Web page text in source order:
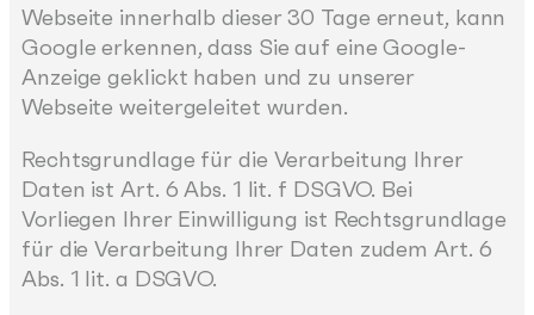
Webseite innerhalb dieser 30 Tage erneut, kann
Google erkennen, dass Sie auf eine Google-
Anzeige geklickt haben und zu unserer
Webseite weitergeleitet wurden.
Rechtsgrundlage für die Verarbeitung Ihrer
Daten ist Art. 6 Abs. 1 lit. f DSGVO. Bei
Vorliegen Ihrer Einwilligung ist Rechtsgrundlage
für die Verarbeitung Ihrer Daten zudem Art. 6
Abs. 1 lit. a DSGVO.